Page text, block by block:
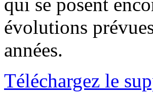
qui se posent
évolutions
années.
Téléchargez le